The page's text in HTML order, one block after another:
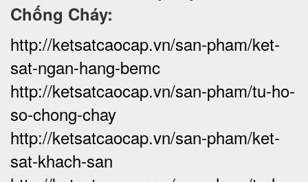
Chống Cháy:
http://ketsatcaocap.vn/san-pham/ket-
sat-ngan-hang-bemc
http://ketsatcaocap.vn/san-pham/tu-ho-
so-chong-chay
http://ketsatcaocap.vn/san-pham/ket-
sat-khach-san